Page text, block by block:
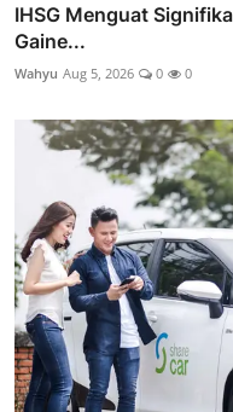
IHSG Menguat
Gaine...
Wahyu Aug 5, 2026 0 0